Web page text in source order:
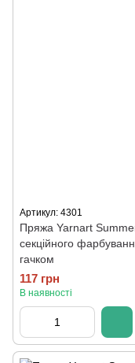
Артикул: 4301
Пряжа Yarnart
секційного
гачком
117 грн
В наявності